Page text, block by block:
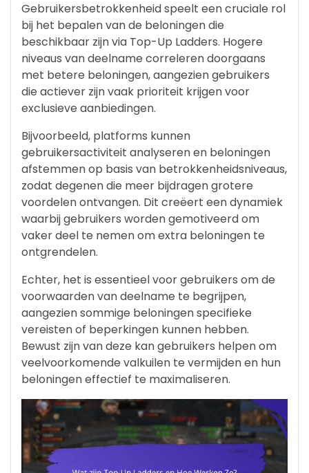
Gebruikersbetrokkenheid speelt een cruciale rol
bij het bepalen van de beloningen die
beschikbaar zijn via Top-Up Ladders. Hogere
niveaus van deelname correleren doorgaans
met betere beloningen, aangezien gebruikers
die actiever zijn vaak prioriteit krijgen voor
exclusieve aanbiedingen.
Bijvoorbeeld, platforms kunnen
gebruikersactiviteit analyseren en beloningen
afstemmen op basis van betrokkenheidsniveaus,
zodat degenen die meer bijdragen grotere
voordelen ontvangen. Dit creëert een dynamiek
waarbij gebruikers worden gemotiveerd om
vaker deel te nemen om extra beloningen te
ontgrendelen.
Echter, het is essentieel voor gebruikers om de
voorwaarden van deelname te begrijpen,
aangezien sommige beloningen specifieke
vereisten of beperkingen kunnen hebben.
Bewust zijn van deze kan gebruikers helpen om
veelvoorkomende valkuilen te vermijden en hun
beloningen effectief te maximaliseren.